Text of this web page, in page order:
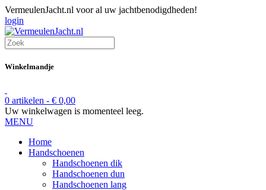
VermeulenJacht.nl voor al uw jachtbenodigdheden!
login
Winkelmandje
0 artikelen - € 0,00
Uw winkelwagen is momenteel leeg.
MENU
Home
Handschoenen
Handschoenen dik
Handschoenen dun
Handschoenen lang